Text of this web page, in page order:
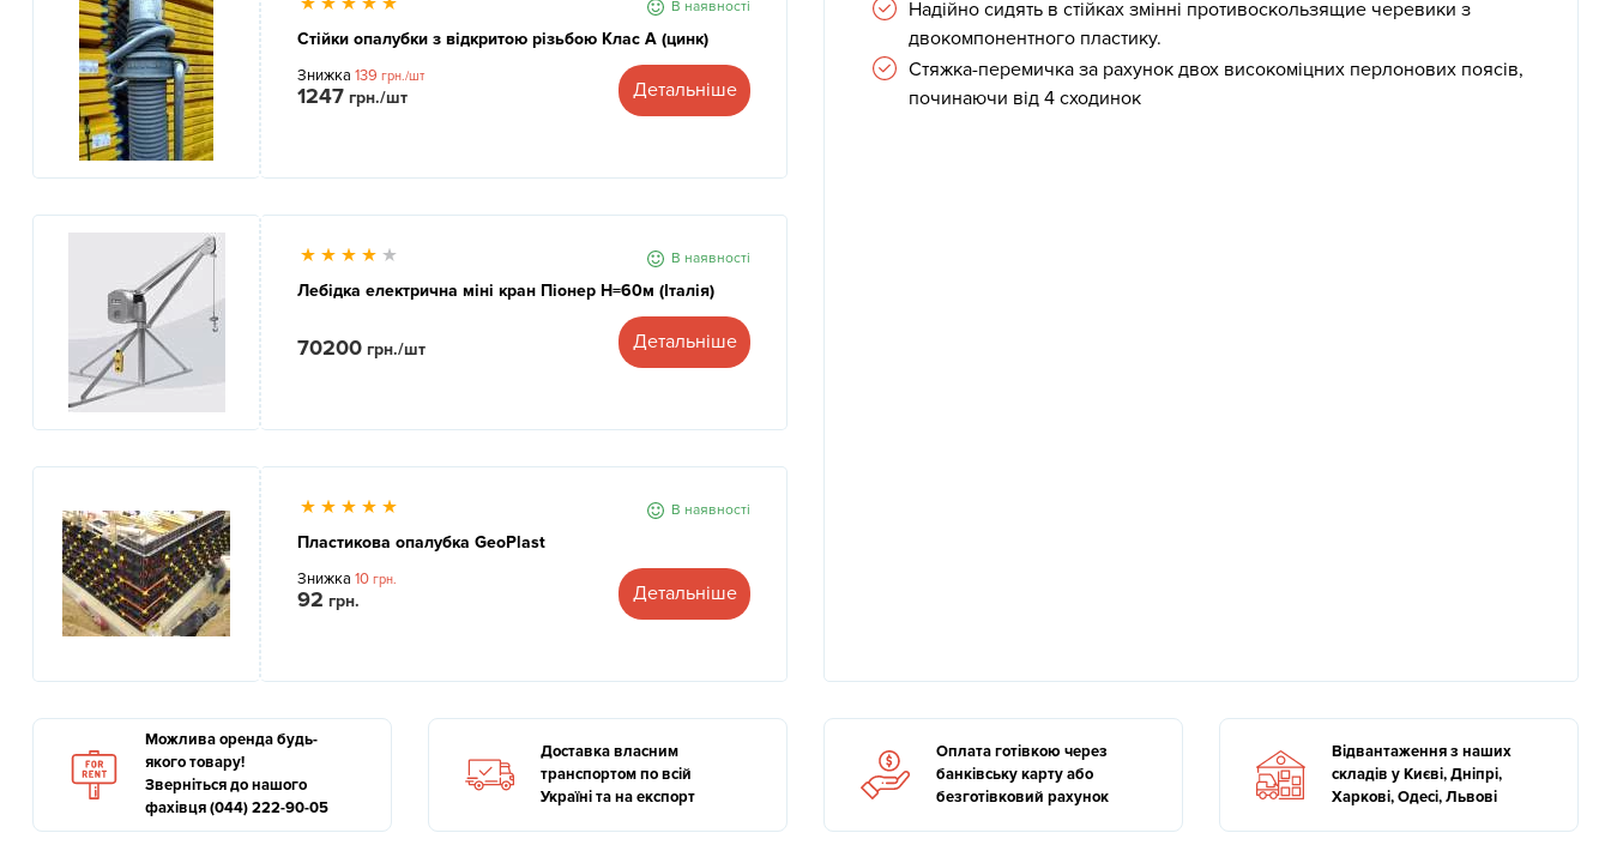
В наявності
Стійки опалубки з відкритою різьбою Клас А (цинк)
Знижка 139 грн./шт
1247 грн./шт Детальніше
В наявності
Лебідка електрична міні кран Піонер Н=60м (Італія)
70200 грн./шт Детальніше
В наявності
Пластикова опалубка GeoPlast
Знижка 10 грн.
92 грн. Детальніше
Надійно сидять в стійках змінні противоскользящие черевики з
двокомпонентного пластику.
Стяжка-перемичка за рахунок двох високоміцних перлонових поясів,
починаючи від 4 сходинок
Можлива оренда будь-
якого товару!
Зверніться до нашого
фахівця (044) 222-90-05
Доставка власним
транспортом по всій
Україні та на експорт
Оплата готівкою через
банківську карту або
безготівковий рахунок
Відвантаження з наших
складів у Києві, Дніпрі,
Харкові, Одесі, Львові